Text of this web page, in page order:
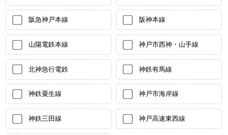
阪急神戸本線 阪神本線
山陽電鉄本線 神戸市西神・山手線
北神急行電鉄 神鉄有馬線
神鉄粟生線 神戸市海岸線
神鉄三田線 神戸高速東西線